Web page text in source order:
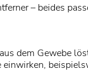
– beides
dem Gewebe